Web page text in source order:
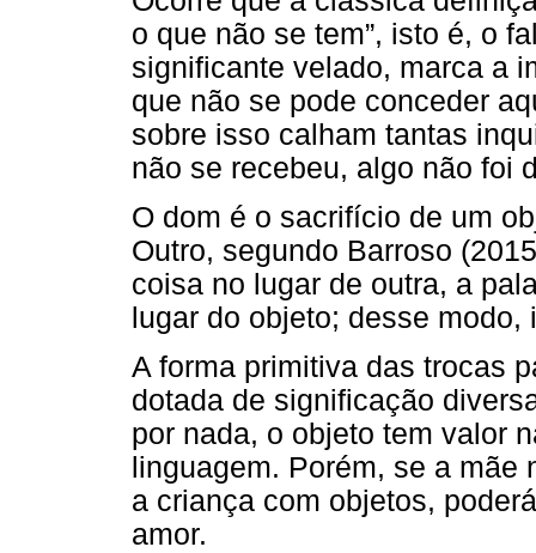
o que não se tem”, isto é, o
significante velado, marca a
que não se pode conceder
sobre isso calham tantas
não se recebeu, algo não foi
O dom é o sacrifício de um
Outro, segundo Barroso
coisa no lugar de outra, a
lugar do objeto; desse
A forma primitiva das trocas
dotada de significação
por nada, o objeto tem valor
linguagem. Porém, se a
a criança com objetos,
amor.